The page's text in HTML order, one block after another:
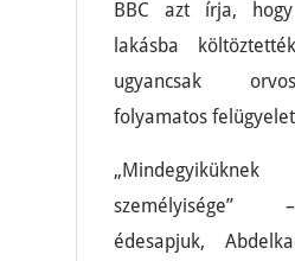
BBC azt írja,
lakásba
ugyancsak
folyamatos
édesapjuk,